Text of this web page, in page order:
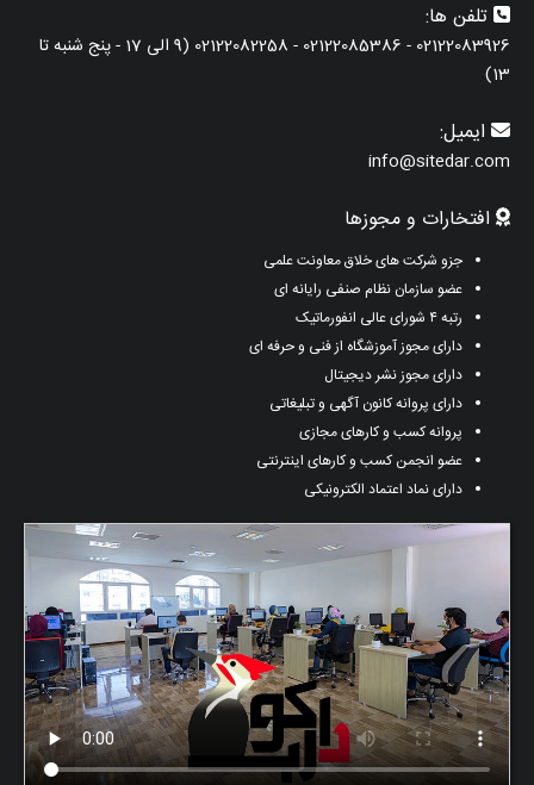
تلفن ها:
02122083926 - 02122085386 - 02122082258 (9 الی 17 - پنج شنبه تا
13)
ایمیل:
info@sitedar.com
افتخارات و مجوزها
جزو شرکت های خلاق معاونت علمی
عضو سازمان نظام صنفی رایانه ای
رتبه ۴ شورای عالی انفورماتیک
دارای مجوز آموزشگاه از فنی و حرفه ای
دارای مجوز نشر دیجیتال
دارای پروانه کانون آگهی و تبلیغاتی
پروانه کسب و کارهای مجازی
عضو انجمن کسب و کارهای اینترنتی
دارای نماد اعتماد الکترونیکی